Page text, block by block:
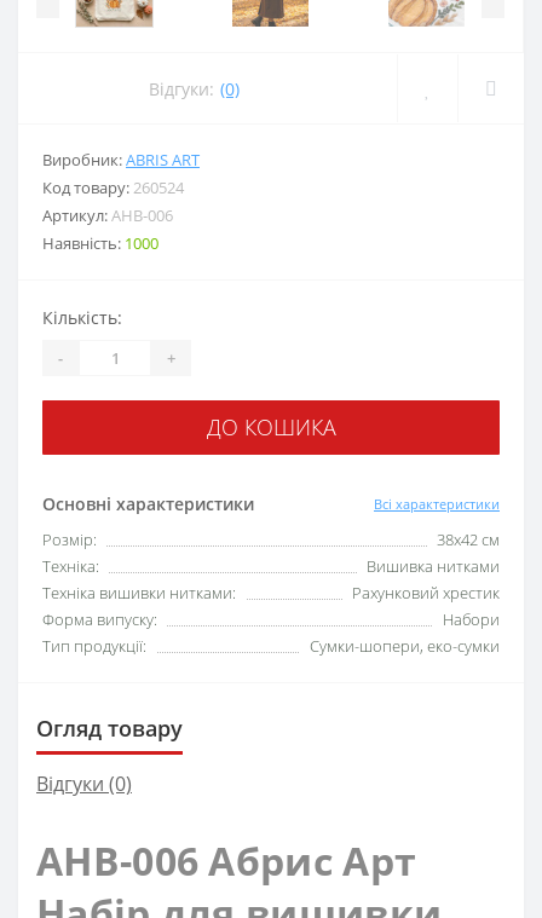
Відгуки: (0)
Виробник:ABRIS ART
Код товару:260524
Артикул:AHB-006
Наявність: 1000
Основні характеристики Всі характеристики
Розмір:
38x42 см
Техніка:
Вишивка нитками
Техніка вишивки нитками:
Рахунковий хрестик
Форма випуску:
Набори
Тип продукції:
Сумки-шопери, еко-сумки
Кількість:
- +
ДО КОШИКА
Огляд товару
Відгуки (0)
AHB-006 Абрис Арт